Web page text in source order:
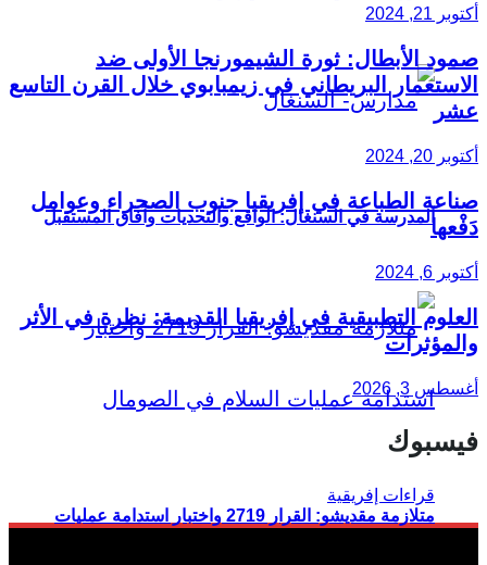
المدرسة في السنغال: الواقع والتحديات وآفاق المستقبل
متلازمة مقديشو: القرار 2719 واختبار استدامة عمليات
أكتوبر 21, 2024
صمود الأبطال: ثورة الشيمورنجا الأولى ضد
الاستعمار البريطاني في زيمبابوي خلال القرن التاسع
عشر
أكتوبر 20, 2024
صناعة الطباعة في إفريقيا جنوب الصحراء وعوامل
دَفْعها
أكتوبر 6, 2024
العلوم التطبيقية في إفريقيا القديمة: نظرة في الأثر
والمؤثرات
أغسطس 3, 2026
فيسبوك